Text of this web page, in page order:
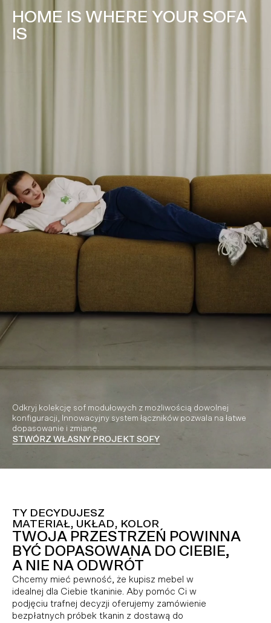
HOME IS WHERE YOUR SOFA
IS
Odkryj kolekcję sof modułowych z możliwością dowolnej
konfiguracji, Innowacyjny system łączników pozwala na łatwe
dopasowanie i zmianę.
STWÓRZ WŁASNY PROJEKT SOFY
TY DECYDUJESZ
MATERIAŁ, UKŁAD, KOLOR
TWOJA PRZESTRZEŃ POWINNA
BYĆ DOPASOWANA DO CIEBIE,
A NIE NA ODWRÓT
Chcemy mieć pewność, że kupisz mebel w
idealnej dla Ciebie tkaninie. Aby pomóc Ci w
podjęciu trafnej decyzji oferujemy zamówienie
bezpłatnych próbek tkanin z dostawą do